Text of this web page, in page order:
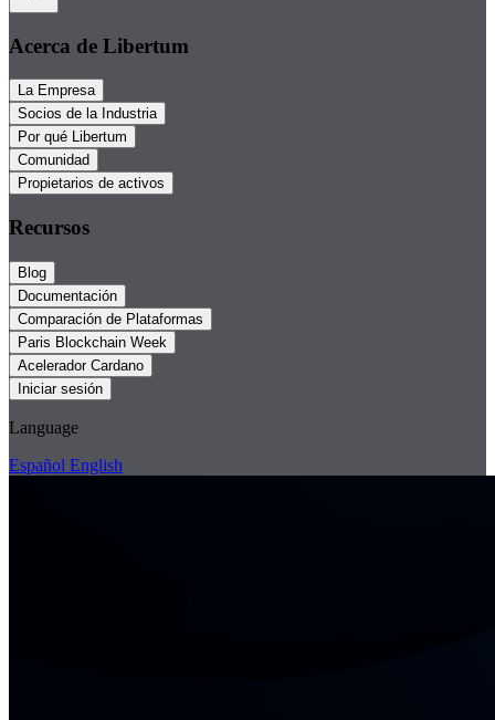
Acerca de Libertum
La Empresa
Socios de la Industria
Por qué Libertum
Comunidad
Propietarios de activos
Recursos
Blog
Documentación
Comparación de Plataformas
Paris Blockchain Week
Acelerador Cardano
Iniciar sesión
Language
Español English